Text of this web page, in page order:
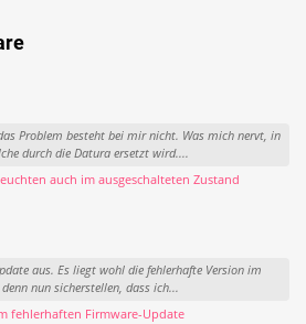
Problem besteht bei mir nicht. Was mich nervt, in
durch die Datura ersetzt wird....
auch im ausgeschalteten Zustand
aus. Es liegt wohl die fehlerhafte Version im
nun sicherstellen, dass ich...
fehlerhaften Firmware-Update